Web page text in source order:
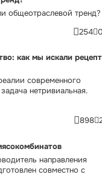
общеотраслевой тренд?
254
как мы искали рецепт
современного
нетривиальная.
898
направления
совместно с